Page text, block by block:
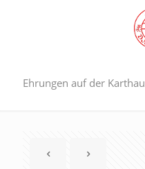
Ehrungen auf der